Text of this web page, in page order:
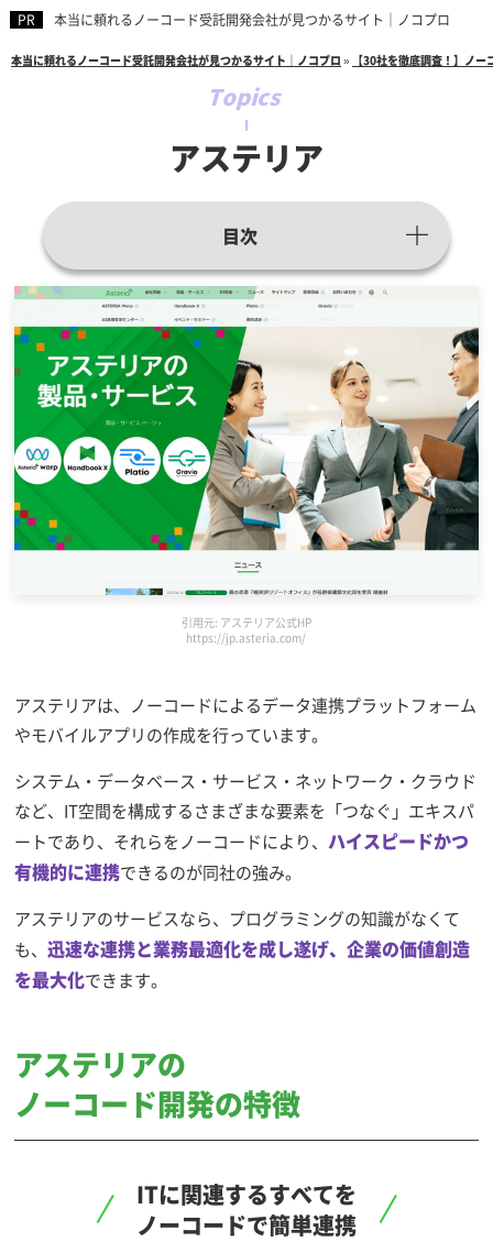
本当に頼れるノーコード受託開発会社が見つかるサイト｜ノコプロ
本当に頼れるノーコード受託開発会社が見つかるサイト｜ノコプロ » 【30社を徹底調査！】ノ
アステリア
目次
引用元: アステリア公式HP
https://jp.asteria.com/
アステリアは、ノーコードによるデータ連携プラットフォーム
やモバイルアプリの作成を行っています。
システム・データベース・サービス・ネットワーク・クラウド
など、IT空間を構成するさまざまな要素を「つなぐ」エキスパ
ートであり、それらをノーコードにより、 ハイスピードかつ
有機的に連携できるのが同社の強み。
アステリアのサービスなら、プログラミングの知識がなくて
も、迅速な連携と業務最適化を成し遂げ、企業の価値創造
を最大化できます。
アステリアの
ノーコード開発の特徴
ITに関連するすべてを
ノーコードで簡単連携